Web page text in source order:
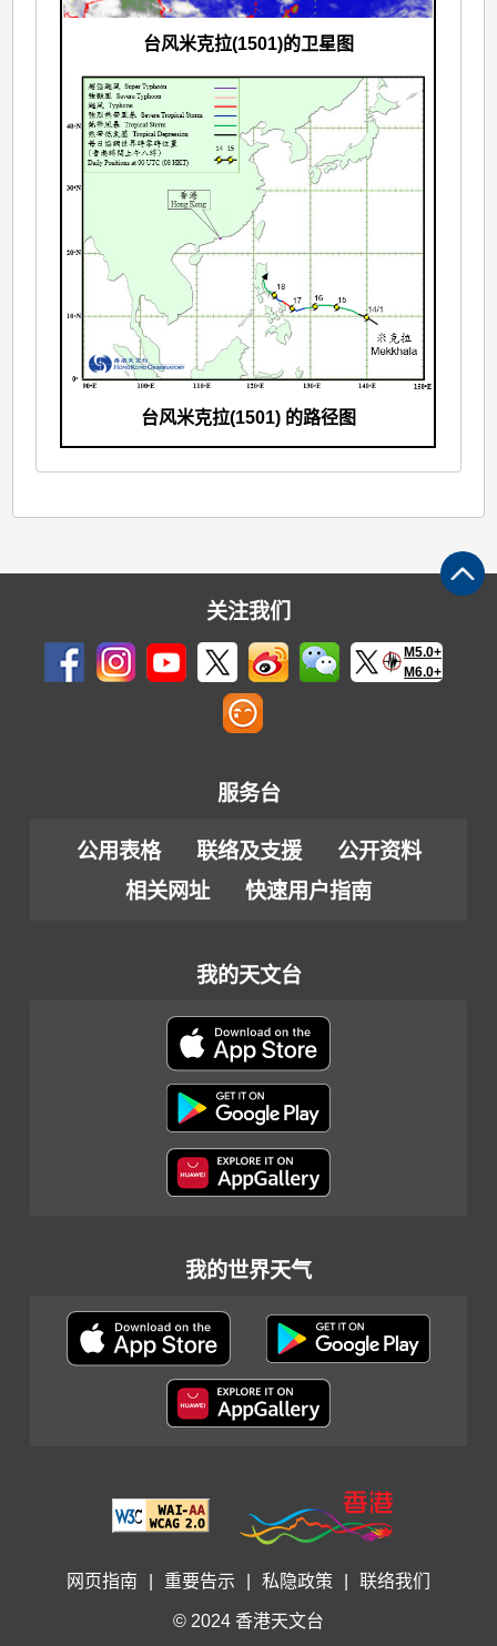
台风米克拉(1501)的卫星图
台风米克拉(1501) 的路径图
关注我们
M5.0+
M6.0+
服务台
公用表格 联络及支援
公开资料
相关网址
快速用户指南
我的天文台
我的世界天气
网页指南 重要告示 私隐政策 联络我们
© 2024 香港天文台